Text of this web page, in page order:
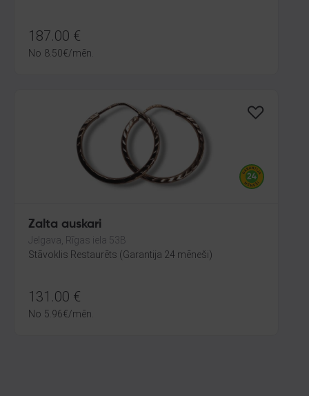
187.00 €
No 8.50€/mēn.
Zalta auskari
Jelgava, Rīgas iela 53B
Stāvoklis Restaurēts (Garantija 24 mēneši)
131.00 €
No 5.96€/mēn.